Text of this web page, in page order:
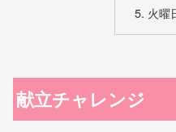
火曜
献立チャレンジ